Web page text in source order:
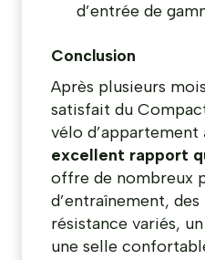
d’entrée de
Conclusion
Après plusieurs
satisfait du
vélo d’appartement
excellent rapport
offre de nombreux
d’entraînement,
résistance variés,
une selle